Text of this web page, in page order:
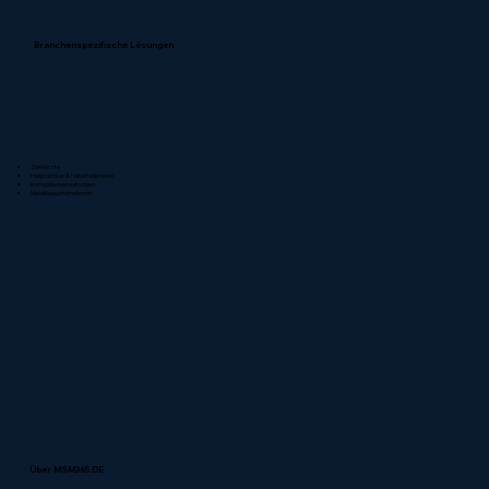
Branchenspezifische Lösungen
Über MSM365.DE
Zahnärzte
Heilpraktiker & Naturheilpraxen
Immobilienverwaltungen
Metallbauunternehmen